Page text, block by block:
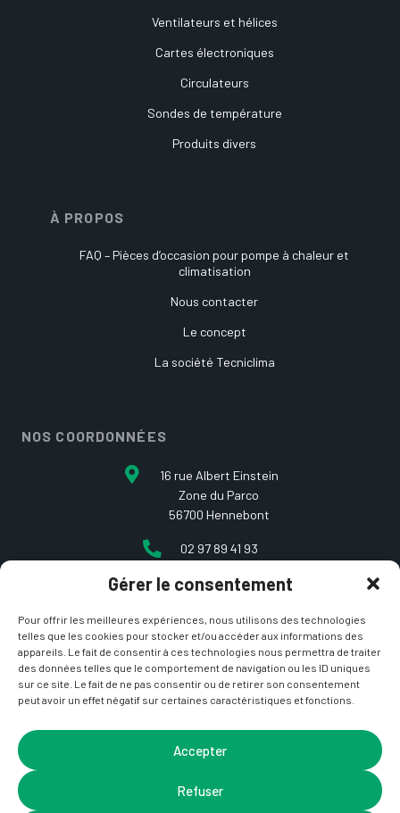
Gérer le consentement
Pour offrir les meilleures expériences, nous utilisons des technologies
telles que les cookies pour stocker et/ou accéder aux informations des
appareils. Le fait de consentir à ces technologies nous permettra de traiter
des données telles que le comportement de navigation ou les ID uniques
sur ce site. Le fait de ne pas consentir ou de retirer son consentement
peut avoir un effet négatif sur certaines caractéristiques et fonctions.
Accepter
Refuser
Ventilateurs et hélices
Cartes électroniques
Circulateurs
Sondes de température
Produits divers
À PROPOS
FAQ – Pièces d’occasion pour pompe à chaleur et
climatisation
Nous contacter
Le concept
La société Tecniclima
NOS COORDONNÉES
16 rue Albert Einstein
Zone du Parco
56700 Hennebont
02 97 89 41 93
contact@etcarepart.com
CGV– Site développé parLa Coquille Web– Design par
Nicotam